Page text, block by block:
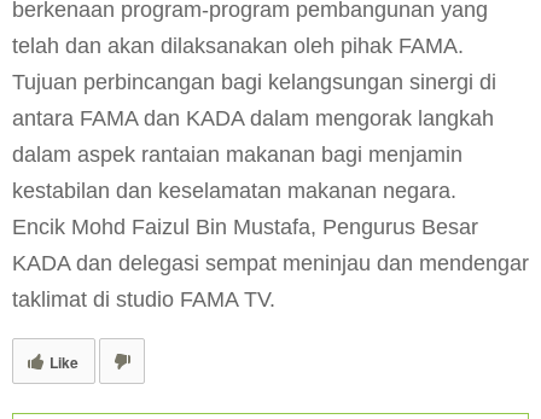
berkenaan program-program pembangunan yang
telah dan akan dilaksanakan oleh pihak FAMA.
Tujuan perbincangan bagi kelangsungan sinergi di
antara FAMA dan KADA dalam mengorak langkah
dalam aspek rantaian makanan bagi menjamin
kestabilan dan keselamatan makanan negara.
Encik Mohd Faizul Bin Mustafa, Pengurus Besar
KADA dan delegasi sempat meninjau dan mendengar
taklimat di studio FAMA TV.
Like